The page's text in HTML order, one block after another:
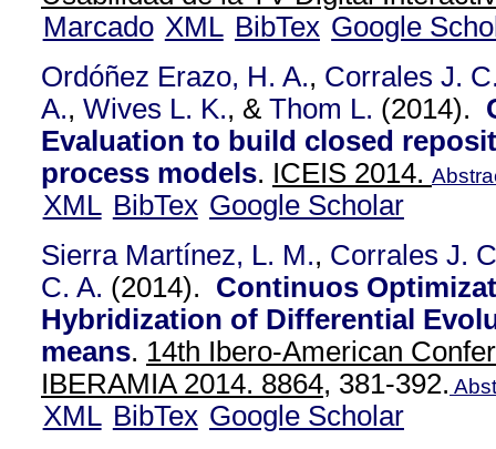
Marcado XML BibTex Google
Ordóñez Erazo, H. A., Corrales J.
A., Wives L. K., & Thom L. (2014).
Evaluation to build closed
process models. ICEIS 2014.
XML BibTex Google Scholar
Sierra Martínez, L. M., Corrales J.
C. A. (2014). Continuos
Hybridization of Differential
means. 14th Ibero-American
IBERAMIA 2014. 8864, 381-392.
XML BibTex Google Scholar